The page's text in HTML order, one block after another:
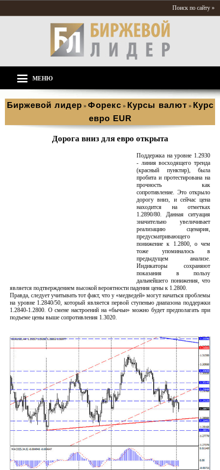
Поиск по сайту »
МЕНЮ
Биржевой лидер » Форекс » Курсы валют » Курс
евро EUR
Дорога вниз для евро открыта
Поддержка на уровне 1.2930
- линия восходящего тренда
(красный пунктир), была
пробита и протестирована на
прочность как
сопротивление. Это открыло
дорогу вниз, и сейчас цена
находится на отметках
1.2890/80. Данная ситуация
значительно увеличивает
реализацию сценария,
предусматривающего
понижение к 1.2800, о чем
тоже упоминалось в
предыдущем анализе.
Индикаторы сохраняют
показания в пользу
дальнейшего понижения, что
является подтверждением высокой вероятности падения цены к 1.2800.
Правда, следует учитывать тот факт, что у «медведей» могут начаться проблемы
на уровне 1.2840/50, который является первой ступенью диапазона поддержки
1.2840-1.2800. О смене настроений на «бычьи» можно будет предполагать при
подъеме цены выше сопротивления 1.3020.